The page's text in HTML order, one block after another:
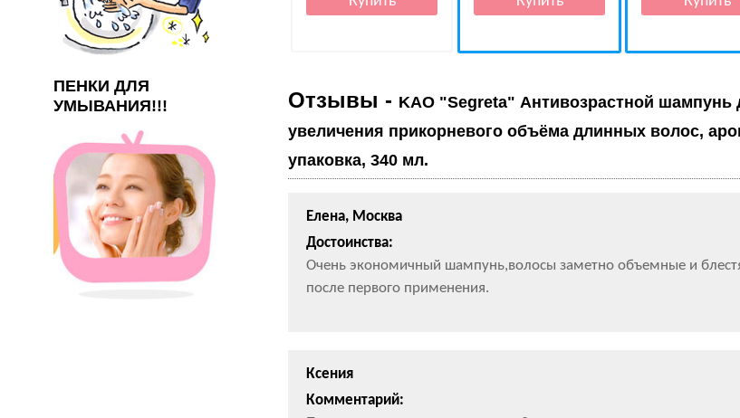
ПЕНКИ ДЛЯ
УМЫВАНИЯ!!!
Отзывы - KAO "Segreta" Антивозрастной шампунь
увеличения прикорневого объёма длинных волос,
упаковка, 340 мл.
Елена, Москва
Достоинства:
Очень экономичный шампунь,волосы заметно объемные и
после первого применения.
Ксения
Комментарий: